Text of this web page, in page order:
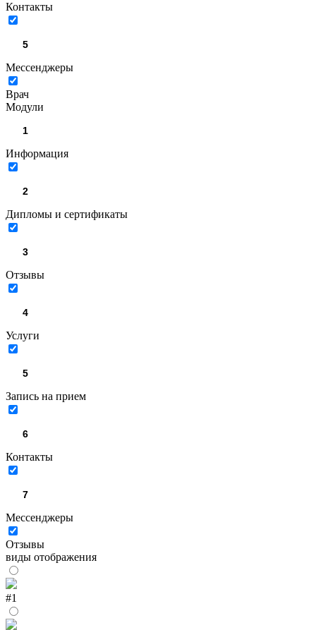
Контакты
Мессенджеры
Врач
Модули
Информация
Дипломы и сертификаты
Отзывы
Услуги
Запись на прием
Контакты
Мессенджеры
Отзывы
виды отображения
#1